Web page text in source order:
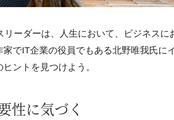
ーダーは、人生において、ビジネスに
でIT企業の役員でもある北野唯我氏に
ントを見つけよう。
性に気づく